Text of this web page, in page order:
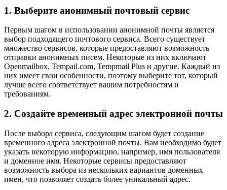
1. Выберите анонимный почтовый сервис
Первым шагом в использовании анонимной почты является
выбор подходящего почтового сервиса. Всего существует
множество сервисов, которые предоставляют возможность
отправки анонимных писем. Некоторые из них включают
Openmailbox, Tempail.com, Tempmail Plus и другие. Каждый из
них имеет свои особенности, поэтому выберите тот, который
лучше всего соответствует вашим потребностям и
требованиям.
2. Создайте временный адрес электронной почты
После выбора сервиса, следующим шагом будет создание
временного адреса электронной почты. Вам необходимо будет
указать некоторую информацию, например, имя пользователя
и доменное имя. Некоторые сервисы предоставляют
возможность выбора из нескольких вариантов доменных
имен, что позволяет создать более уникальный адрес.